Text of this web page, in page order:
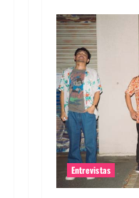
Entrevistas